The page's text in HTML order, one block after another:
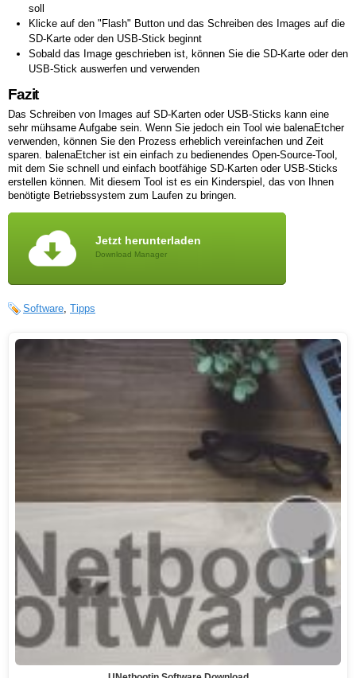
soll
Klicke auf den "Flash" Button und das Schreiben des Images auf die
SD-Karte oder den USB-Stick beginnt
Sobald das Image geschrieben ist, können Sie die SD-Karte oder den
USB-Stick auswerfen und verwenden
Fazit
Das Schreiben von Images auf SD-Karten oder USB-Sticks kann eine
sehr mühsame Aufgabe sein. Wenn Sie jedoch ein Tool wie balenaEtcher
verwenden, können Sie den Prozess erheblich vereinfachen und Zeit
sparen. balenaEtcher ist ein einfach zu bedienendes Open-Source-Tool,
mit dem Sie schnell und einfach bootfähige SD-Karten oder USB-Sticks
erstellen können. Mit diesem Tool ist es ein Kinderspiel, das von Ihnen
benötigte Betriebssystem zum Laufen zu bringen.
Jetzt herunterladen
Download Manager
Software, Tipps